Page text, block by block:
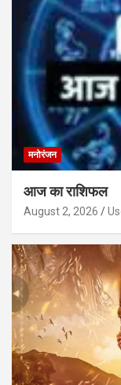
मनोरंजन
आज का राशिफल
August 2, 2026